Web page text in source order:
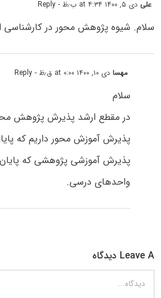
علی دی ۵, ۱۴۰۰ at ۴:۳۴ ب٫ظ - Reply
سلام. شیوه پژوهش محور در
مهسادی ۱۰, ۱۴۰۰ at ۰:۰۰ ق٫ظ - Reply
سلام
در مقطع ارشد پذیرش پژوهش
پذیرش آموزش محور داریم که
پذیرش آموزشی پژوهشی که پایان
واحدهای درسی.
Leave A دیدگاه
دیدگاه